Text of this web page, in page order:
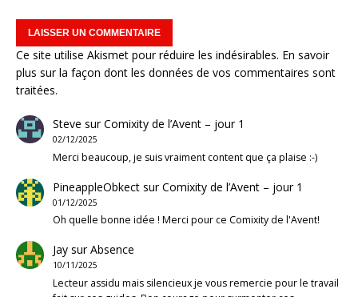
Ce site utilise Akismet pour réduire les indésirables. En savoir
plus sur la façon dont les données de vos commentaires sont
traitées.
Steve surComixity de l’Avent – jour 1
02/12/2025
Merci beaucoup, je suis vraiment content que ça plaise :-)
PineappleObkectsurComixity de l’Avent – jour 1
01/12/2025
Oh quelle bonne idée ! Merci pour ce Comixity de l'Avent!
JaysurAbsence
10/11/2025
Lecteur assidu mais silencieux je vous remercie pour le travail